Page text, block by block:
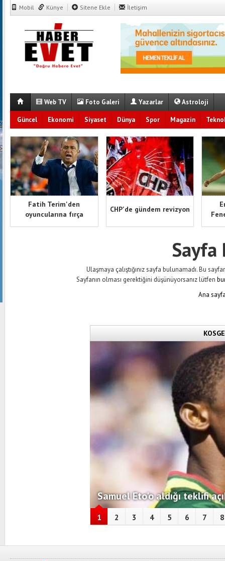
Mobil Künye Sitene Ekle İletişim
Web TV Foto Galeri Yazarlar Astroloji
Güncel Ekonomi Siyaset Dünya Spor Magazin
Fatih Terim'den
oyuncularına fırça
CHP'de gündem revizyon
Sayfa
Ulaşmaya çalıştığınız sayfa bulunamadı. Bu
Sayfanın olması gerektiğini düşünüyorsanız lütfen
Ana
1 2 3 4 5 6 7 8
Samuel Eto'o aldığı teklifi